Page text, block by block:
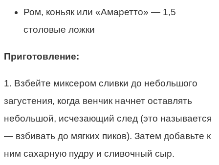
Ром, коньяк или «Амаретто» — 1,5
столовые ложки
Приготовление:
1. Взбейте миксером сливки до небольшого
загустения, когда венчик начнет оставлять
небольшой, исчезающий след (это называется
— взбивать до мягких пиков). Затем добавьте к
ним сахарную пудру и сливочный сыр.